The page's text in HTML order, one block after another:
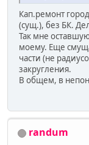
Кап.ремонт
(сущ.), без БК.
Так мне
моему. Еще
части (не
закругления.
В общем, в
randum